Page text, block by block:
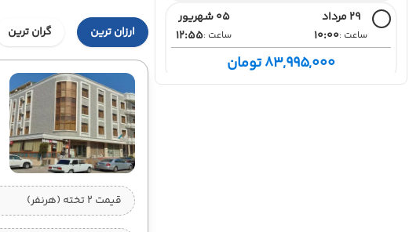
29 مرداد
ساعت :10:00
05 شهریور
ساعت :12:55
83,995,000 تومان
ارزان ترین گران ترین
قیمت 2 تخته (هرنفر)